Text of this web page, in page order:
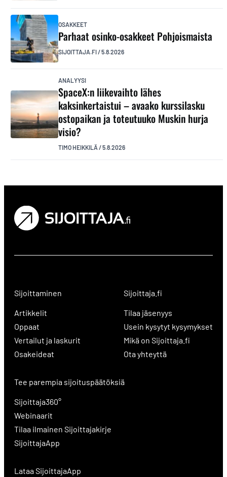
OSAKKEET
Parhaat osinko-osakkeet Pohjoismaista
SIJOITTAJA.FI/5.8.2026
ANALYYSI
SpaceX:n liikevaihto lähes
kaksinkertaistui – avaako kurssilasku
ostopaikan ja toteutuuko Muskin hurja
visio?
TIMO HEIKKILÄ /5.8.2026
Sijoittaminen
Artikkelit
Oppaat
Vertailut ja laskurit
Osakeideat
Sijoittaja.fi
Tilaa jäsenyys
Usein kysytyt kysymykset
Mikä on Sijoittaja.fi
Ota yhteyttä
Tee parempia sijoituspäätöksiä
Sijoittaja360°
Webinaarit
Tilaa ilmainen Sijoittajakirje
SijoittajaApp
Lataa SijoittajaApp